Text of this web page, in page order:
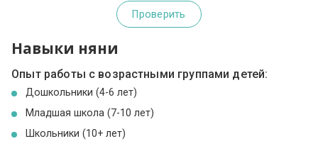
Проверить
Навыки няни
Опыт работы с возрастными группами детей:
Дошкольники (4-6 лет)
Младшая школа (7-10 лет)
Школьники (10+ лет)